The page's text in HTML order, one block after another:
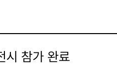
시 참가 완료